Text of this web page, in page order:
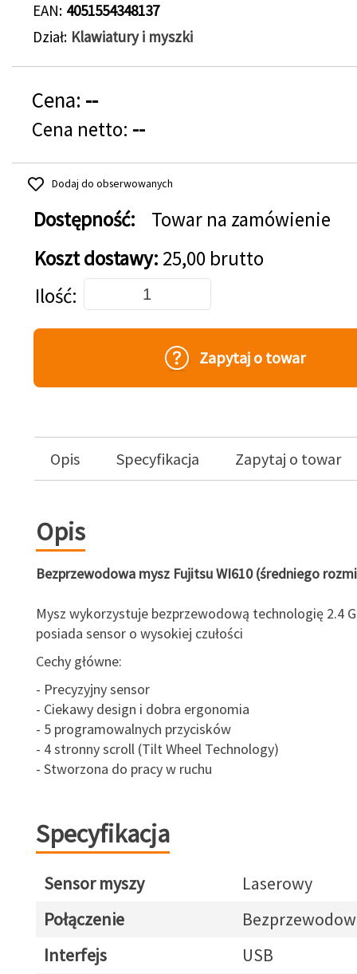
EAN 4051554348137
Dział Klawiatury i myszki
Cena: --
Cena netto: --
Dodaj do obserwowanych
Dostępność:
Towar na zamówienie
Koszt dostawy: 25,00 brutto
Dodaj do koszyka
Ilość
Zapytaj o towar
Opis Specyfikacja Zapytaj o towar
Opis
Bezprzewodowa mysz Fujitsu WI610 (średniego
Mysz wykorzystuje bezprzewodową technologię 2.4
posiada sensor o wysokiej czułości
Cechy główne:
- Precyzyjny sensor
- Ciekawy design i dobra ergonomia
- 5 programowalnych przycisków
- 4 stronny scroll (Tilt Wheel Technology)
- Stworzona do pracy w ruchu
Specyfikacja
Sensor myszy
Laserowy
Połączenie
Interfejs
USB